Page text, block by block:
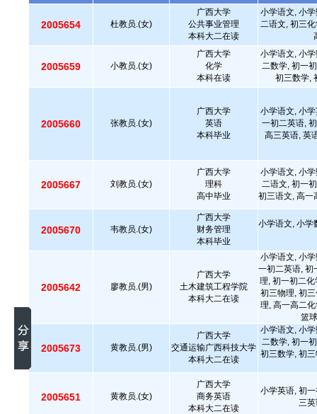
2005654 杜教员.(女)
广西大学
公共事业管理
本科大二在读
小学语文, 小
二语文, 初三
2005659 小教员.(女)
广西大学
化学
本科在读
小学语文, 小
二数学, 初一
初三数学,
2005660 张教员.(女)
广西大学
英语
本科毕业
小学语文, 小
一初二英语,
高三英语, 英
2005667 刘教员.(女)
广西大学
理科
高中毕业
小学语文, 小
二语文, 初一
初三语文, 高一
2005670 韦教员.(女)
广西大学
财务管理
本科毕业
小学语文, 小学
2005642 廖教员.(男)
广西大学
土木建筑工程学院
本科大二在读
小学语文, 小
一初二英语, 初
理, 初一初二
初三物理, 初
理, 高一高二
篮
2005673 黄教员.(男)
广西大学
交通运输广西科技大学
本科大二在读
小学语文, 小
二数学, 初一
初三数学, 初
2005651 黄教员.(女)
广西大学
商务英语
本科大二在读
小学英语, 初
三